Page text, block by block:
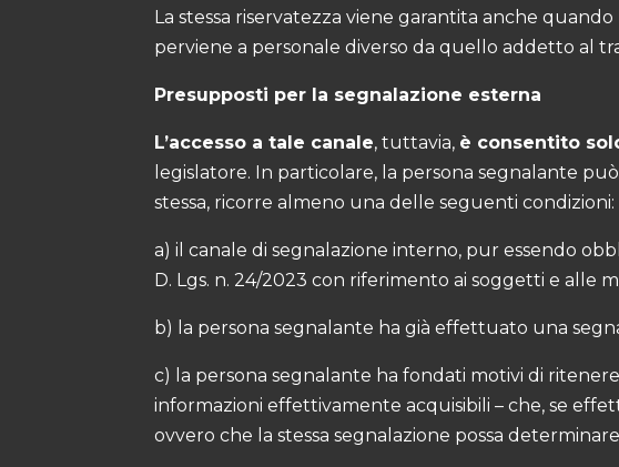
La stessa riservatezza viene garantita anche
perviene a personale diverso da quello addetto al
Presupposti per la segnalazione esterna
L’accesso a tale canale, tuttavia, è consentito
legislatore. In particolare, la persona segnalante
stessa, ricorre almeno una delle seguenti condizioni:
a) il canale di segnalazione interno, pur essendo
D. Lgs. n. 24/2023 con riferimento ai soggetti e alle
b) la persona segnalante ha già effettuato una
c) la persona segnalante ha fondati motivi di
informazioni effettivamente acquisibili – che, se
ovvero che la stessa segnalazione possa